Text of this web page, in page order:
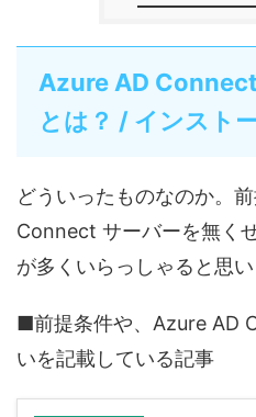
Azure AD
とは？ / インスト
どういったものなのか。
Connect サーバーを無く
が多くいらっしゃると思い
■前提条件や、Azure AD
いを記載している記事